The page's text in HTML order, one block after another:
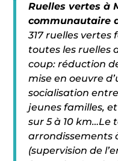
Ruelles vertes à
communautaire
317 ruelles vertes
toutes les ruelles
coup: réduction
mise en oeuvre
socialisation
jeunes familles,
sur 5 à 10 km…Le
arrondissements
(supervision de